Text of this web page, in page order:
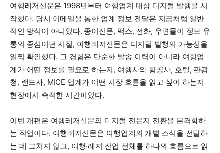
여행레저신문은 1998년부터 여행업계 대상 디지털 발행을 시
작했다. 당시 이메일을 통한 업계 정보 전달은 지금처럼 일반
적인 방식이 아니었다. 종이신문, 팩스, 전화, 우편물이 정보 유
통의 중심이던 시절, 여행레저신문은 디지털 발행의 가능성을
일찍 확인했다. 그 경험은 단순한 발송 이력이 아니라 여행업
계가 어떤 정보를 필요로 하는지, 여행사와 항공사, 호텔, 관광
청, 랜드사, MICE 업계가 어떤 시장 흐름을 읽고 싶어 하는지
현장에서 축적한 시간이었다.
이번 개편은 여행레저신문의 디지털 전문지 전환을 본격화하
는 작업이다. 여행레저신문은 여행업계의 개별 소식을 전달하
는 데 그치지 않고, 여행·레저 산업 전체를 하나의 흐름으로 읽